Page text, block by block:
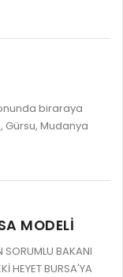
biraraya
Gürsu, Mudanya
MODELİ
SORUMLU BAKANI
HEYET BURSA'YA